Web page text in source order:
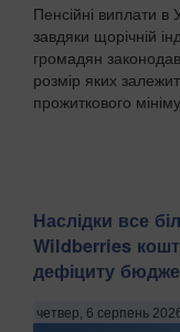
Пенсійні виплати в
завдяки щорічній
громадян
розмір яких
прожиткового
Наслідки все
Wildberries
дефіциту
четвер, 6 серпень